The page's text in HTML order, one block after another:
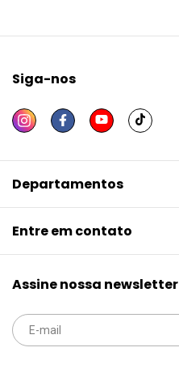
Siga-nos
Departamentos
Entre em contato
Assine nossa newsletter